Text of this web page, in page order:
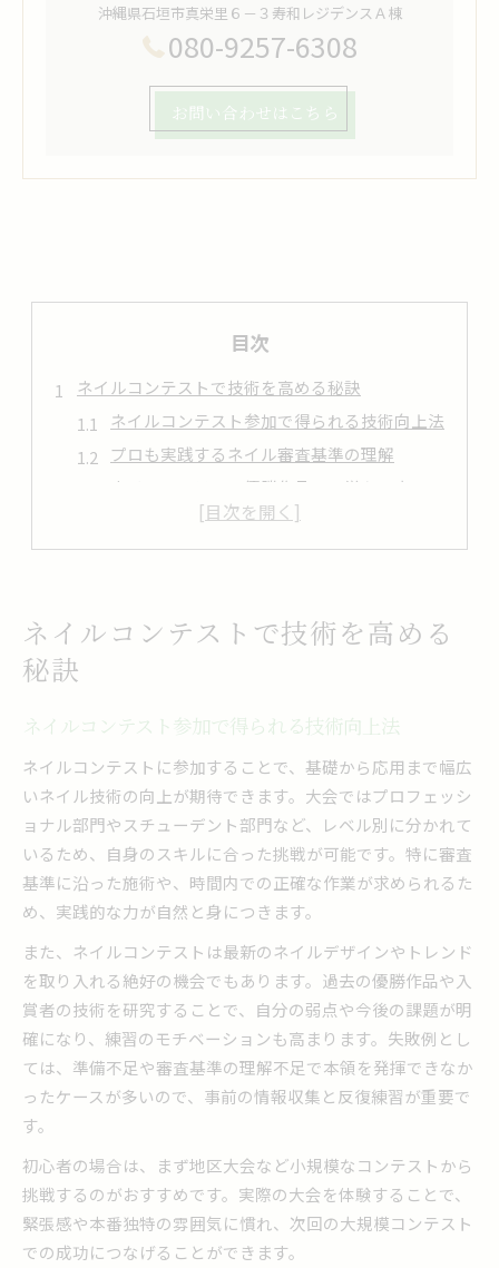
沖縄県石垣市真栄里６－３寿和レジデンスＡ棟
080-9257-6308
お問い合わせはこちら
目次
ネイルコンテストで技術を高める秘訣
ネイルコンテスト参加で得られる技術向上法
プロも実践するネイル審査基準の理解
ネイルコンテスト優勝作品から学ぶ工夫
トレンド意識したネイル練習のポイント
ネイル技術を磨く大会活用術の実例
ネイルコンテスト挑戦が生む成長の実感
実力と個性を引き出すネイル表現力強化
経験者が語るネイル挑戦の価値と成果
自分らしいネイルデザインを磨く思考法
話題のネイルコンテスト最新トレンド分析
2025年ネイルコンテスト注目デザイン動向
最新ネイルコンテストチップ技術の解説
全日本ネイリスト選手権で話題の傾向
ネイル地区大会結果から読む流行色
tatネイルアートコンテストの特徴解説
入賞を目指すなら知りたい審査基準とは
ネイルコンテスト審査基準の基本を解説
入賞へ導くネイル技術力と仕上がりの差
モデル選びで変わるネイル評価ポイント
ネイルコンテストでよくある減点例を知る
注目集まるネイルデザインの傾向解説
ネイルコンテスト優勝作品に学ぶ色使い
人気デザインで見るネイルの進化傾向
ネイルコンテストで技術を高める
秘訣
ネイルコンテスト参加で得られる技術向上法
ネイルコンテストに参加することで、基礎から応用まで幅広
いネイル技術の向上が期待できます。大会ではプロフェッシ
ョナル部門やスチューデント部門など、レベル別に分かれて
いるため、自身のスキルに合った挑戦が可能です。特に審査
基準に沿った施術や、時間内での正確な作業が求められるた
め、実践的な力が自然と身につきます。
また、ネイルコンテストは最新のネイルデザインやトレンド
を取り入れる絶好の機会でもあります。過去の優勝作品や入
賞者の技術を研究することで、自分の弱点や今後の課題が明
確になり、練習のモチベーションも高まります。失敗例とし
ては、準備不足や審査基準の理解不足で本領を発揮できなか
ったケースが多いので、事前の情報収集と反復練習が重要で
す。
初心者の場合は、まず地区大会など小規模なコンテストから
挑戦するのがおすすめです。実際の大会を体験することで、
緊張感や本番独特の雰囲気に慣れ、次回の大規模コンテスト
での成功につなげることができます。